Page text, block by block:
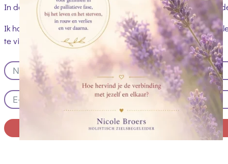
In deze gids deel ik onze reis, verweven met alles wat ik
Ik hoop dat deze woorden je herkenning geven, je laten
te vinden.